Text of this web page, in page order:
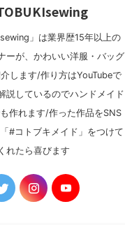
」は業界歴15年以上の
ーが、かわいい洋服・バッグ
します/作り方はYouTubeで
説しているのでハンドメイド
作れます/作った作品をSNS
#コトブキメイド」をつけて
くれたら喜びます